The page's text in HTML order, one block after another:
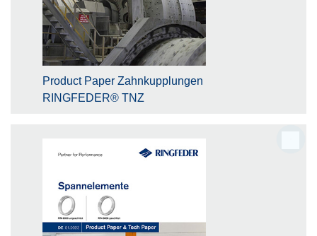
Product Paper Zahnkupplungen
RINGFEDER® TNZ